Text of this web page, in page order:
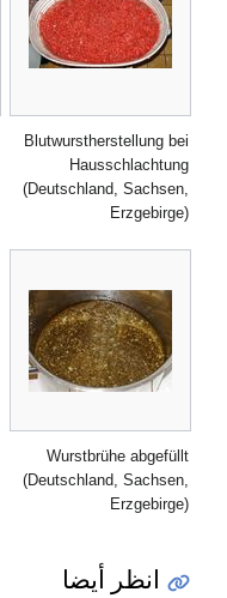
Blutwurstherstellung bei
Hausschlachtung
(Deutschland, Sachsen,
Erzgebirge)
Wurstbrühe abgefüllt
(Deutschland, Sachsen,
Erzgebirge)
انظر أيضا